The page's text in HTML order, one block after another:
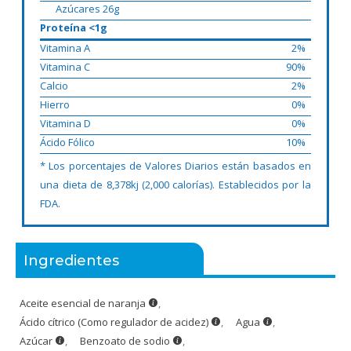
Azúcares 26g
Proteína <1g
Vitamina A
2%
Vitamina C
90%
Calcio
2%
Hierro
0%
Vitamina D
0%
Ácido Fólico
10%
* Los porcentajes de Valores Diarios están basados en
una dieta de 8,378kj (2,000 calorías). Establecidos por la
FDA.
Ingredientes
Aceite esencial de naranja
Ácido cítrico (Como regulador de acidez)
Agua
Azúcar
Benzoato de sodio